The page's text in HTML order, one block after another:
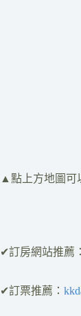
​▲點上方地圖可
✔訂房網站推薦：
✔訂票推薦：